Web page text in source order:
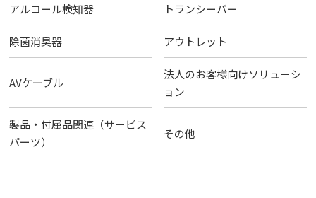
アルコール検知器 トランシーバー
除菌消臭器 アウトレット
AVケーブル
法人のお客様向けソリューシ
ョン
製品・付属品関連（サービス
パーツ）
その他